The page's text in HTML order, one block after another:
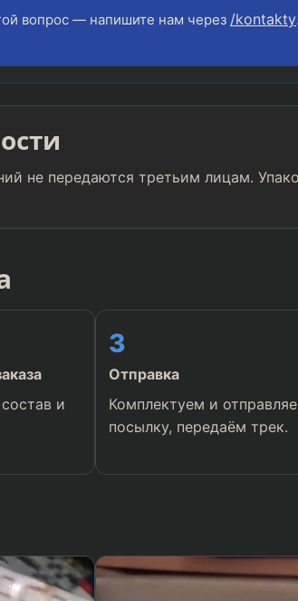
вопрос — напишите нам через /kontakty
не передаются третьим лицам.
и
3
Отправка
Комплектуем и
посылку, передаём трек.